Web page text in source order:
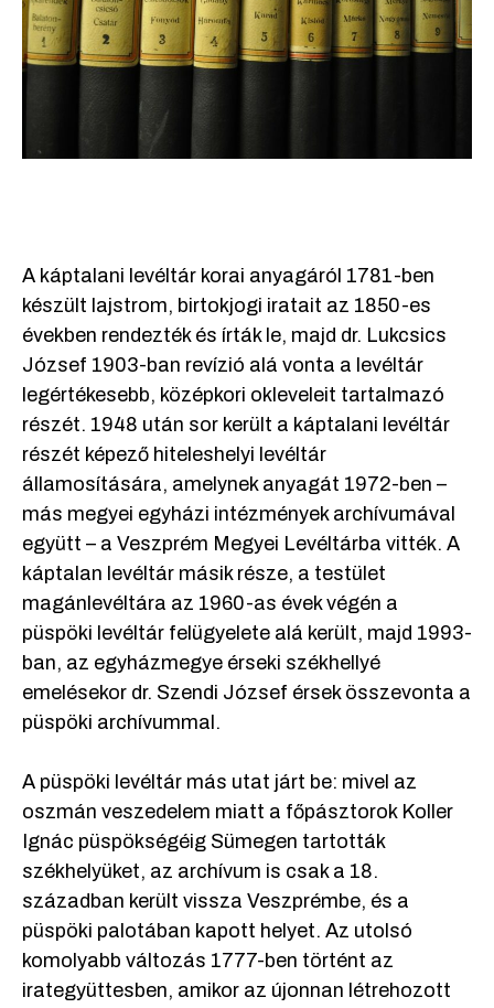
A káptalani levéltár korai anyagáról 1781-ben
készült lajstrom, birtokjogi iratait az 1850-es
években rendezték és írták le, majd dr. Lukcsics
József 1903-ban revízió alá vonta a levéltár
legértékesebb, középkori okleveleit tartalmazó
részét. 1948 után sor került a káptalani levéltár
részét képező hiteleshelyi levéltár
államosítására, amelynek anyagát 1972-ben –
más megyei egyházi intézmények archívumával
együtt – a Veszprém Megyei Levéltárba vitték. A
káptalan levéltár másik része, a testület
magánlevéltára az 1960-as évek végén a
püspöki levéltár felügyelete alá került, majd 1993-
ban, az egyházmegye érseki székhellyé
emelésekor dr. Szendi József érsek összevonta a
püspöki archívummal.
A püspöki levéltár más utat járt be: mivel az
oszmán veszedelem miatt a főpásztorok Koller
Ignác püspökségéig Sümegen tartották
székhelyüket, az archívum is csak a 18.
században került vissza Veszprémbe, és a
püspöki palotában kapott helyet. Az utolsó
komolyabb változás 1777-ben történt az
irategyüttesben, amikor az újonnan létrehozott